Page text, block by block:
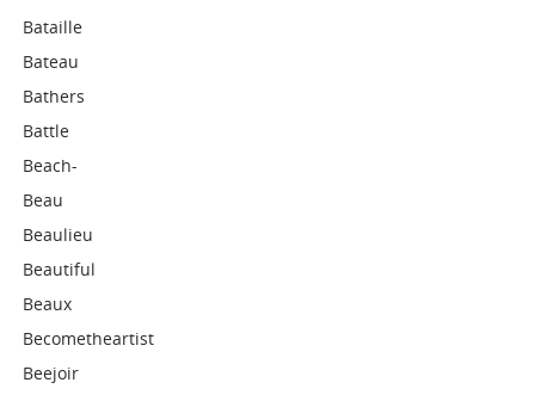
Bataille
Bateau
Bathers
Battle
Beach-
Beau
Beaulieu
Beautiful
Beaux
Becometheartist
Beejoir